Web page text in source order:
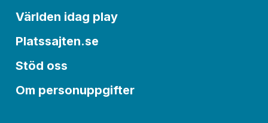
Världen idag play
Platssajten.se
Stöd oss
Om personuppgifter